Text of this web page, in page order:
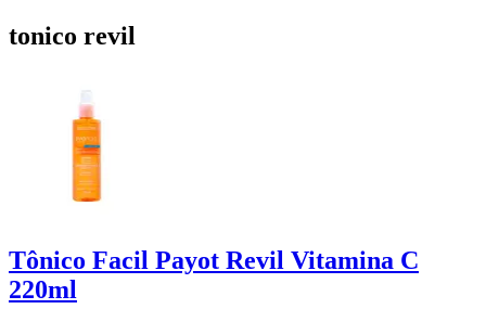
tonico revil
Tônico Facil Payot Revil Vitamina C
220ml